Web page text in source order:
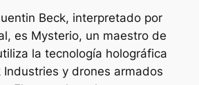
Beck, interpretado por
es Mysterio, un maestro de
la tecnología holográfica
Industries y drones armados